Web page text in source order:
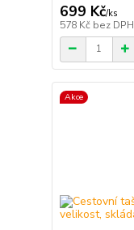
699 Kč/ks
578 Kč bez DPH
Akce